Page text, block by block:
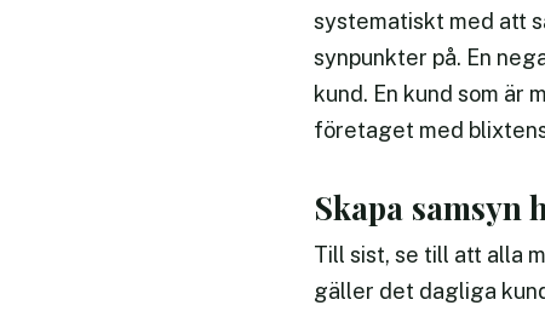
systematiskt med att
synpunkter på. En
kund. En kund som är
företaget med
Skapa samsyn
Till sist, se till att alla
gäller det dagliga